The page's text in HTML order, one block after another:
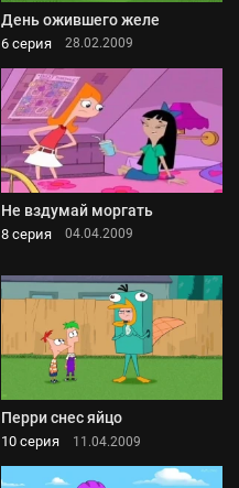
День ожившего желе
6 серия 28.02.2009
Не вздумай моргать
8 серия 04.04.2009
Перри снес яйцо
10 серия 11.04.2009